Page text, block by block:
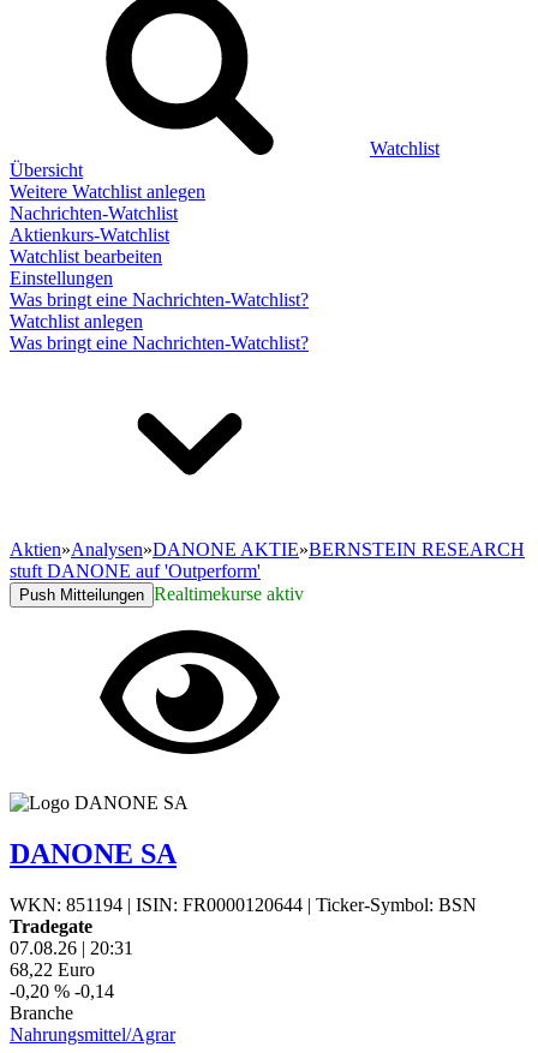
Watchlist
Übersicht
Weitere Watchlist anlegen
Nachrichten-Watchlist
Aktienkurs-Watchlist
Watchlist bearbeiten
Einstellungen
Was bringt eine Nachrichten-Watchlist?
Watchlist anlegen
Was bringt eine Nachrichten-Watchlist?
Aktien»Analysen»DANONE AKTIE»BERNSTEIN RESEARCH
stuft DANONE auf 'Outperform'
Push Mitteilungen Realtimekurse aktiv
DANONE SA
WKN: 851194 | ISIN: FR0000120644 | Ticker-Symbol: BSN
Tradegate
07.08.26 | 20:31
68,22 Euro
-0,20 % -0,14
Branche
Nahrungsmittel/Agrar